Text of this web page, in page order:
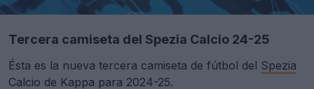
Tercera camiseta del Spezia Calcio 24-25
Ésta es la nueva tercera camiseta de fútbol del Spezia
Calcio de Kappa para 2024-25.